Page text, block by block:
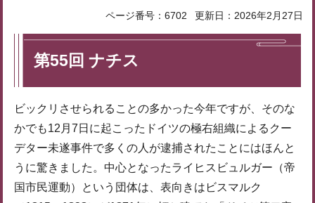
ページ番号：6702 更新日：2026年2月27日
第55回 ナチス
ビックリさせられることの多かった今年ですが、そのな
かでも12月7日に起こったドイツの極右組織によるクー
デター未遂事件で多くの人が逮捕されたことにはほんと
うに驚きました。中心となったライヒスビュルガー（帝
国市民運動）という団体は、表向きはビスマルク